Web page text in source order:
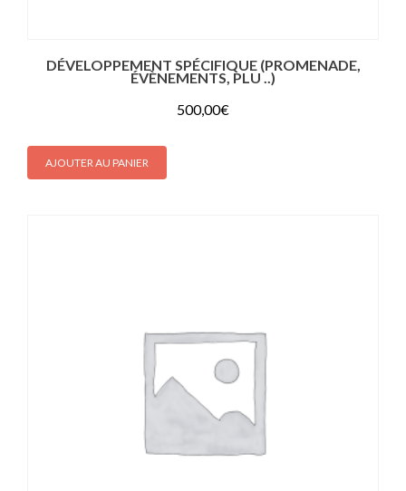
DÉVELOPPEMENT SPÉCIFIQUE (PROMENADE,
ÉVÈNEMENTS, PLU ..)
500,00€
AJOUTER AU PANIER